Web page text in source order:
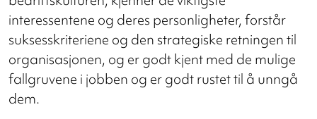
interessentene og deres personligheter, forstår
suksesskriteriene og den strategiske retningen til
organisasjonen, og er godt kjent med de mulige
fallgruvene i jobben og er godt rustet til å unngå
dem.